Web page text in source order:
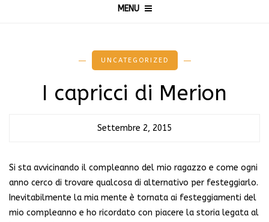
MENU
UNCATEGORIZED
I capricci di Merion
Settembre 2, 2015
Si sta avvicinando il compleanno del mio ragazzo e come ogni
anno cerco di trovare qualcosa di alternativo per festeggiarlo.
Inevitabilmente la mia mente è tornata ai festeggiamenti del
mio compleanno e ho ricordato con piacere la storia legata al